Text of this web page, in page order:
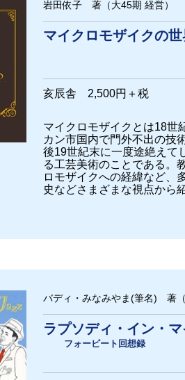
岩田依子 著（大45期 経営）
マイクロモザイクの世
亥辰舎 2,500円＋税
マイクロモザイクとは18世
カン市国内で門外不出の技
後19世紀末に一度途絶えて
る工芸美術のことである。
ロモザイクへの経緯など、
史などさまざまな視点から
バディ・みなみやま(筆名) 著
ラプソディ・イン・
フォービート回想録